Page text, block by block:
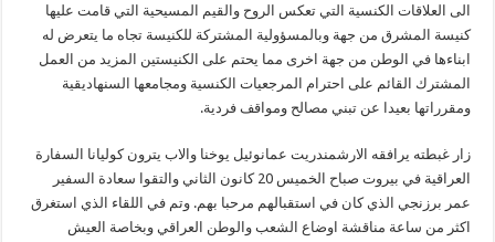
الى العلاقات الكنسية التي تعكس الروح والقيم المسيحية التي قامت عليها
كنيسة المشرق من جهة وبالمسؤولية المشتركة للكنيسة تجاه ما يتعرض له
ابناءها في الوطن من جهة اخرى مما يحتم على الكنيستين المزيد من العمل
المشترك القائم على احترام المرجعيات الكنسية ومجامعها السنهاديقية
ومقرراتها بعيدا عن تبني مصالح ومواقف فردية.
زار غبطته يرافقه الارشمندريت عمانوئيل يوخنا والاب يترون كوليانا السفارة
العراقية في بيروت صباح الخميس 20 كانون الثاني والتقوا سعادة السفير
عمر برزنجي الذي كان في استقبالهم مرحبا بهم. وتم في اللقاء الذي استغرق
اكثر من ساعة مناقشة اوضاع الشعب والوطن العراقي وبخاصة العيش